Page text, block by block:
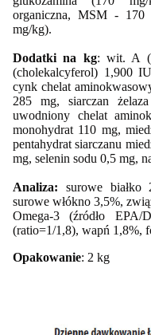
organiczna, MSM - 170
mg/kg).
Dodatki na kg: wit. A
(cholekalcyferol) 1,900
cynk chelat
285 mg, siarczan
uwodniony chelat
monohydrat 110 mg,
pentahydrat siarczanu
mg, selenin sodu 0,5 mg,
Analiza: surowe białko
surowe włókno 3,5%,
Omega-3 (źródło
(ratio=1/1,8), wapń 1,8%,
Opakowanie: 2 kg